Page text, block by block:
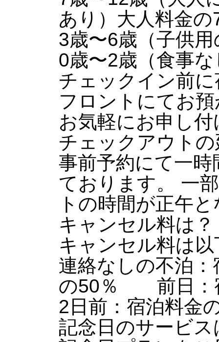
あり）大人料金の
3歳〜6歳（子供
0歳〜2歳（食事
チェックイン前
フロントにてお
お気軽にお申し
チェックアウト
事前予約にて一
ております。 一
トの時間が正午
キャンセル料は？
キャンセル料は
連絡なしの不泊
の50％ 前日：
2日前：宿泊料
記念日のサービ